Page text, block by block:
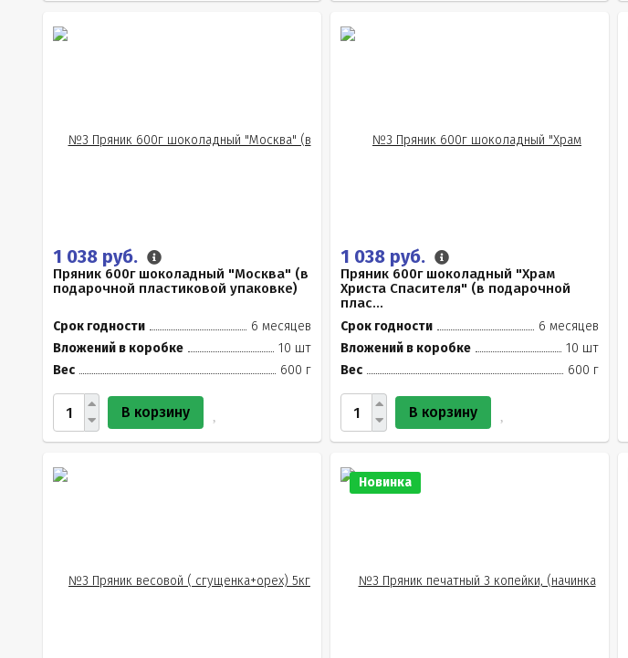
1 038 руб.
Пряник 600г шоколадный "Москва" (в
подарочной пластиковой упаковке)
Срок годности
6 месяцев
Вложений в коробке
10 шт
Вес
600 г
В корзину
1 038 руб.
Пряник 600г шоколадный "Храм
Христа Спасителя" (в подарочной
плас...
Срок годности
6 месяцев
Вложений в коробке
10 шт
Вес
600 г
В корзину
Новинка